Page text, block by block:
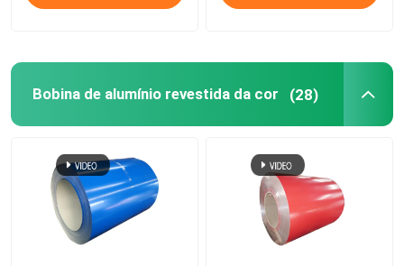
Bobina de alumínio revestida da cor (28)